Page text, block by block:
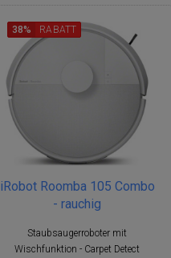
iRobot Roomba 105 Combo
- rauchig
Staubsaugerroboter mit
Wischfunktion - Carpet Detect
38% RABATT